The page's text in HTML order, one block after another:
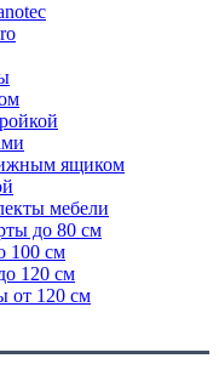
ящиком
мебели
до 80 см
100 см
120 см
от 120 см